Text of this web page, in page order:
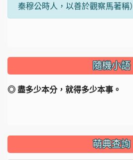
秦穆公時人，以善於觀察馬著稱）
隨機小語
◎ 盡多少本分，就得多少本事。
萌典查詢